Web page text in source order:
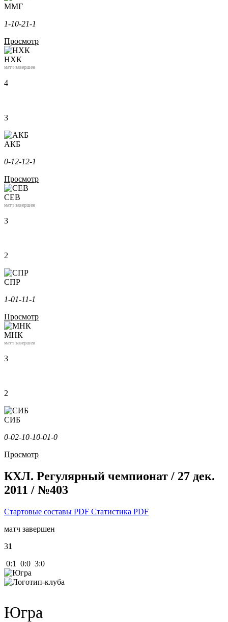
ММГ
1-10-21-1
Просмотр
НХК
матч завершен
4
3
АКБ
0-12-12-1
Просмотр
СЕВ
матч завершен
3
2
СПР
1-01-11-1
Просмотр
МНК
матч завершен
3
2
СИБ
0-02-10-10-01-0
Просмотр
КХЛ. Регулярный чемпионат / 27 дек.
2011 / №403
Стартовые составы PDF Статистика PDF
матч завершен
31
0:1 0:0 3:0
Югра